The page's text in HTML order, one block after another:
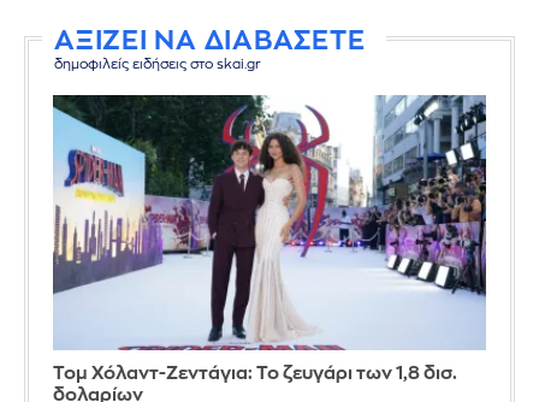
ΑΞΙΖΕΙ ΝΑ ΔΙΑΒΑΣΕΤΕ
δημοφιλείς ειδήσεις στο skai.gr
Τομ Χόλαντ-Ζεντάγια: Το ζευγάρι των 1,8 δισ.
δολαρίων